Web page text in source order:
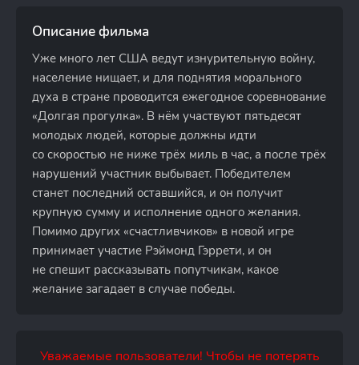
Описание фильма
Уже много лет США ведут изнурительную войну,
население нищает, и для поднятия морального
духа в стране проводится ежегодное соревнование
«Долгая прогулка». В нём участвуют пятьдесят
молодых людей, которые должны идти
со скоростью не ниже трёх миль в час, а после трёх
нарушений участник выбывает. Победителем
станет последний оставшийся, и он получит
крупную сумму и исполнение одного желания.
Помимо других «счастливчиков» в новой игре
принимает участие Рэймонд Гэррети, и он
не спешит рассказывать попутчикам, какое
желание загадает в случае победы.
Уважаемые пользователи! Чтобы не потерять